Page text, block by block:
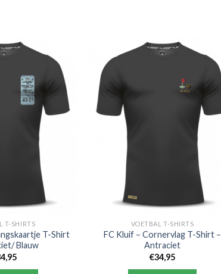
T-SHIRTS
T-Shirt
Blauw
VOETBAL T-SHIRTS
FC Kluif – Cornervlag T-Shirt –
Antraciet
€34,95